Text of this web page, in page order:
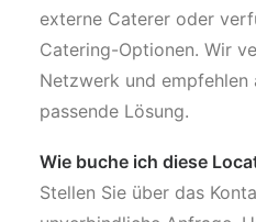
externe Caterer oder
Catering-Optionen. Wir
Netzwerk und empfehlen
passende Lösung.
Wie buche ich diese
Stellen Sie über das